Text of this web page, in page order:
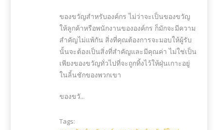
ของขวัญสำหรับองค์กร ไม่ว่าจะเป็นของขวัญ
ให้ลูกค้าหรือพนักงานขององค์กร ก็มักจะมีความ
สำคัญไม่แพ้กัน สิ่งที่คุณต้องการจะมอบให้ผู้รับ
นั้นจะต้องเป็นสิ่งที่สำคัญและมีคุณค่า ไม่ใช่เป็น
เพียงของขวัญทั่วไปที่จะถูกทิ้งไว้ให้ฝุ่นเกาะอยู่
ในลิ้นชักของพวกเขา
ของขวั...
Tags: